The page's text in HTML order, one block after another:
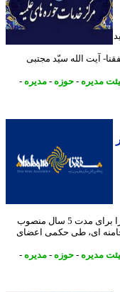
الله سیّد مجتبی
-حوزه-مدیره-
جدید هیئت مدیره ی مرکز خدمات حوزه های علمیه را برای مدت 5 سال منصوب
ای، طی حکمی اعضای
-حوزه-مدیره-